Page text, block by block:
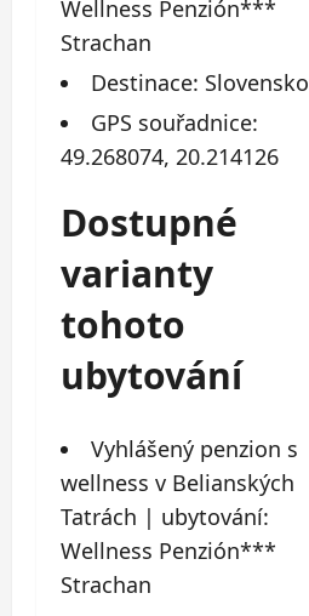
Wellness Penzión***
Strachan
Destinace: Slovensko
GPS souřadnice:
49.268074, 20.214126
Dostupné
varianty
tohoto
ubytování
Vyhlášený penzion s
wellness v Belianských
Tatrách | ubytování:
Wellness Penzión***
Strachan